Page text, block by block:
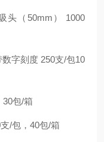
头（50mm） 1000
字刻度 250支/包10
30包/箱
/包，40包/箱